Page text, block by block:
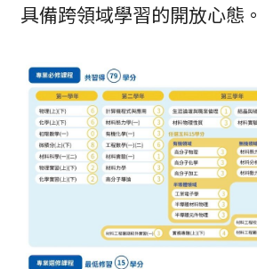
具備跨領域學習的開放心態。